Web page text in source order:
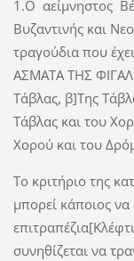
1.O αείμνηστος
Βυζαντινής και
τραγούδια που
ΑΣΜΑΤΑ ΤΗΣ
Τάβλας, β]Της
Τάβλας και του
Χορού και του
Το κριτήριο της
μπορεί κάποιος να
συνηθίζεται να